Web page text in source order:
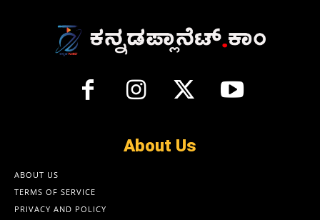
About Us
ABOUT US
TERMS OF SERVICE
PRIVACY AND POLICY